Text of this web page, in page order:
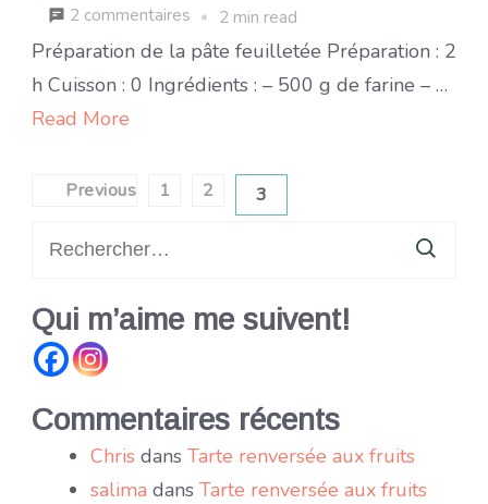
2 commentaires sur
Pâte
feuilletée
2 min read
Préparation de la pâte feuilletée Préparation : 2
h Cuisson : 0 Ingrédients : – 500 g de farine – …
Read More
Pagination
publications
Previous 1 2
Page
3
Qui m’aime me suivent!
Commentaires récents
Chris dans Tarte renversée aux fruits
salima dans Tarte renversée aux fruits